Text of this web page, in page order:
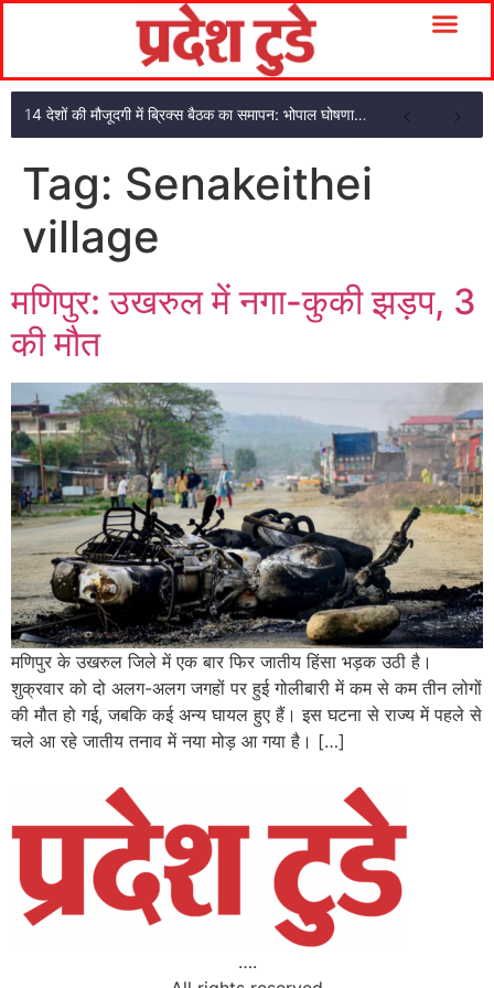
14 देशों की मौजूदगी में ब्रिक्स बैठक का समापन: भोपाल घोषणा पत्र अपनाया
Tag: Senakeithei
village
मणिपुर: उखरुल में नगा-कुकी झड़प, 3
की मौत
मणिपुर के उखरुल जिले में एक बार फिर जातीय हिंसा भड़क उठी है।
शुक्रवार को दो अलग-अलग जगहों पर हुई गोलीबारी में कम से कम तीन लोगों
की मौत हो गई, जबकि कई अन्य घायल हुए हैं। इस घटना से राज्य में पहले से
चले आ रहे जातीय तनाव में नया मोड़ आ गया है। […]
….